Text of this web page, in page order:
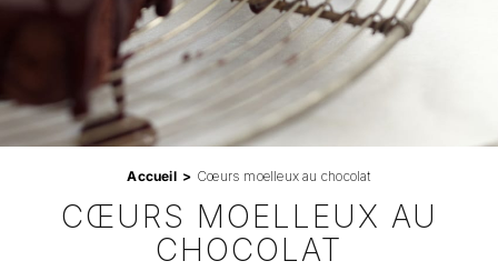
Professionnels
RECHERCHER:
Accueil Cœurs moelleux au chocolat
CŒURS MOELLEUX AU
CHOCOLAT